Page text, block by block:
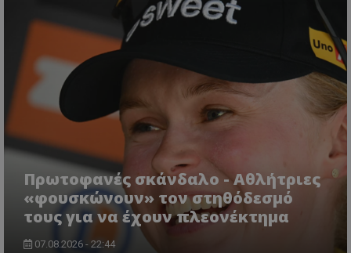
Πρωτοφανές σκάνδαλο - Aθλήτριες
«φουσκώνουν» τον στηθόδεσμό
τους για να έχουν πλεονέκτημα
07.08.2026 - 22:44